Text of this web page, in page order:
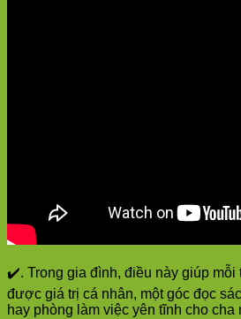
✔️. Trong gia đình, điều này giúp mỗi
được giá trị cá nhân, một góc đọc
hay phòng làm việc yên tĩnh cho cha